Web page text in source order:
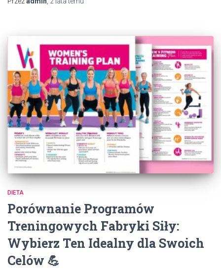
DIETA
Porównanie Programów
Treningowych Fabryki Siły:
Wybierz Ten Idealny dla Swoich
Celów 💪